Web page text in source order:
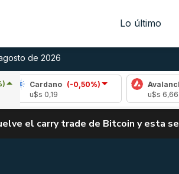
Lo último
de 2026
(-0,50%)
Avalanche
(-
el carry trade de Bitcoin y esta